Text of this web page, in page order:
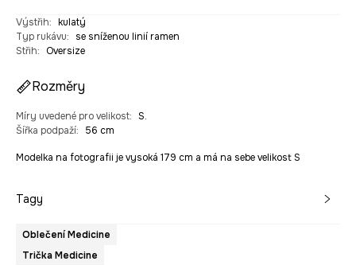
Výstřih: kulatý
Typ rukávu:
se sníženou linií ramen
Střih: Oversize
Rozměry
Míry uvedené pro velikost: S.
Šířka podpaží: 56 cm
Modelka na fotografii je vysoká 179 cm a má na sebe velikost S
Tagy
Oblečení Medicine
Trička Medicine